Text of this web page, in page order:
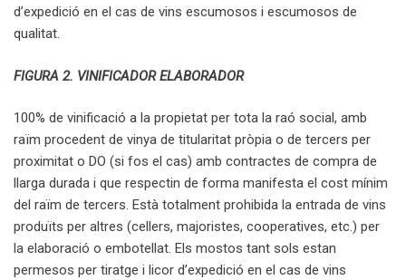
d’expedició en el cas de vins escumosos i escumosos de
qualitat.
FIGURA 2. VINIFICADOR ELABORADOR
100% de vinificació a la propietat per tota la raó social, amb
raïm procedent de vinya de titularitat pròpia o de tercers per
proximitat o DO (si fos el cas) amb contractes de compra de
llarga durada i que respectin de forma manifesta el cost mínim
del raïm de tercers. Està totalment prohibida la entrada de vins
produïts per altres (cellers, majoristes, cooperatives, etc.) per
la elaboració o embotellat. Els mostos tant sols estan
permesos per tiratge i licor d’expedició en el cas de vins